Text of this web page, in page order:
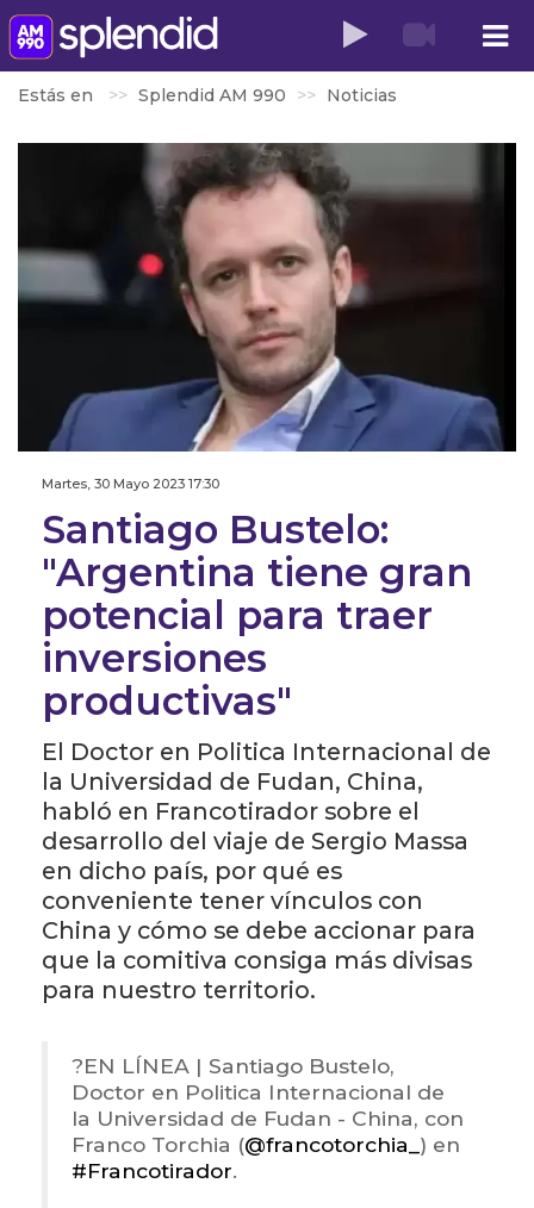
Estás en Splendid AM 990 Noticias
Martes, 30 Mayo 2023 17:30
Santiago Bustelo:
"Argentina tiene gran
potencial para traer
inversiones
productivas"
El Doctor en Politica Internacional de
la Universidad de Fudan, China,
habló en Francotirador sobre el
desarrollo del viaje de Sergio Massa
en dicho país, por qué es
conveniente tener vínculos con
China y cómo se debe accionar para
que la comitiva consiga más divisas
para nuestro territorio.
?️EN LÍNEA | Santiago Bustelo,
Doctor en Politica Internacional de
la Universidad de Fudan - China, con
Franco Torchia (@francotorchia_ ) en
#Francotirador.